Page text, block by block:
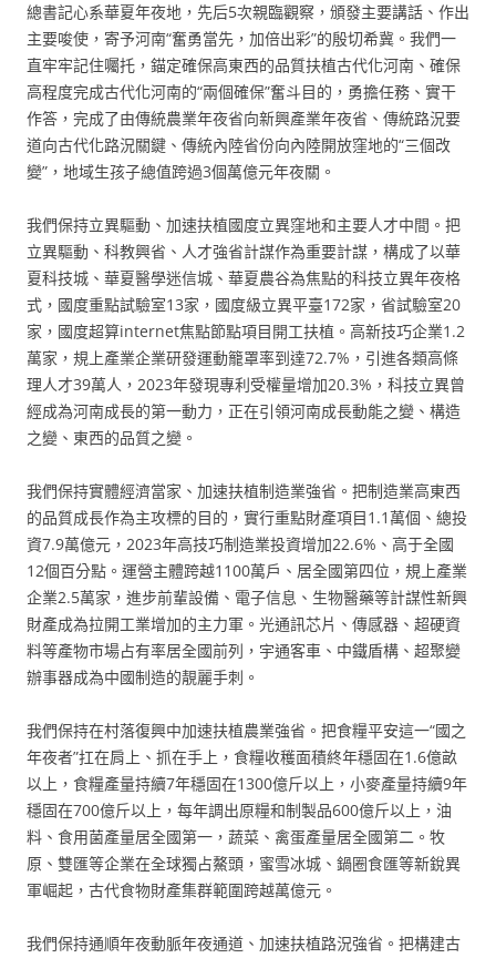
總書記心系華夏年夜地，先后5次親臨觀察，頒發主要講話、作出
主要唆使，寄予河南“奮勇當先，加倍出彩”的殷切希冀。我們一
直牢牢記住囑托，錨定確保高東西的品質扶植古代化河南、確保
高程度完成古代化河南的“兩個確保”奮斗目的，勇擔任務、實干
作答，完成了由傳統農業年夜省向新興產業年夜省、傳統路況要
道向古代化路況關鍵、傳統內陸省份向內陸開放窪地的“三個改
變”，地域生孩子總值跨過3個萬億元年夜關。
我們保持立異驅動、加速扶植國度立異窪地和主要人才中間。把
立異驅動、科教興省、人才強省計謀作為重要計謀，構成了以華
夏科技城、華夏醫學迷信城、華夏農谷為焦點的科技立異年夜格
式，國度重點試驗室13家，國度級立異平臺172家，省試驗室20
家，國度超算internet焦點節點項目開工扶植。高新技巧企業1.2
萬家，規上產業企業研發運動籠罩率到達72.7%，引進各類高條
理人才39萬人，2023年發現專利受權量增加20.3%，科技立異曾
經成為河南成長的第一動力，正在引領河南成長動能之變、構造
之變、東西的品質之變。
我們保持實體經濟當家、加速扶植制造業強省。把制造業高東西
的品質成長作為主攻標的目的，實行重點財產項目1.1萬個、總投
資7.9萬億元，2023年高技巧制造業投資增加22.6%、高于全國
12個百分點。運營主體跨越1100萬戶、居全國第四位，規上產業
企業2.5萬家，進步前輩設備、電子信息、生物醫藥等計謀性新興
財產成為拉開工業增加的主力軍。光通訊芯片、傳感器、超硬資
料等產物市場占有率居全國前列，宇通客車、中鐵盾構、超聚變
辦事器成為中國制造的靚麗手刺。
我們保持在村落復興中加速扶植農業強省。把食糧平安這一“國之
年夜者”扛在肩上、抓在手上，食糧收穫面積終年穩固在1.6億畝
以上，食糧產量持續7年穩固在1300億斤以上，小麥產量持續9年
穩固在700億斤以上，每年調出原糧和制製品600億斤以上，油
料、食用菌產量居全國第一，蔬菜、禽蛋產量居全國第二。牧
原、雙匯等企業在全球獨占鰲頭，蜜雪冰城、鍋圈食匯等新銳異
軍崛起，古代食物財產集群範圍跨越萬億元。
我們保持通順年夜動脈年夜通道、加速扶植路況強省。把構建古